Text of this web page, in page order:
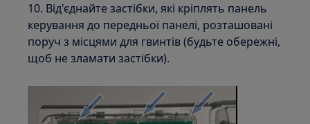
10. Від'єднайте застібки, які кріплять панель
керування до передньої панелі, розташовані
поруч з місцями для гвинтів (будьте обережні,
щоб не зламати застібки).